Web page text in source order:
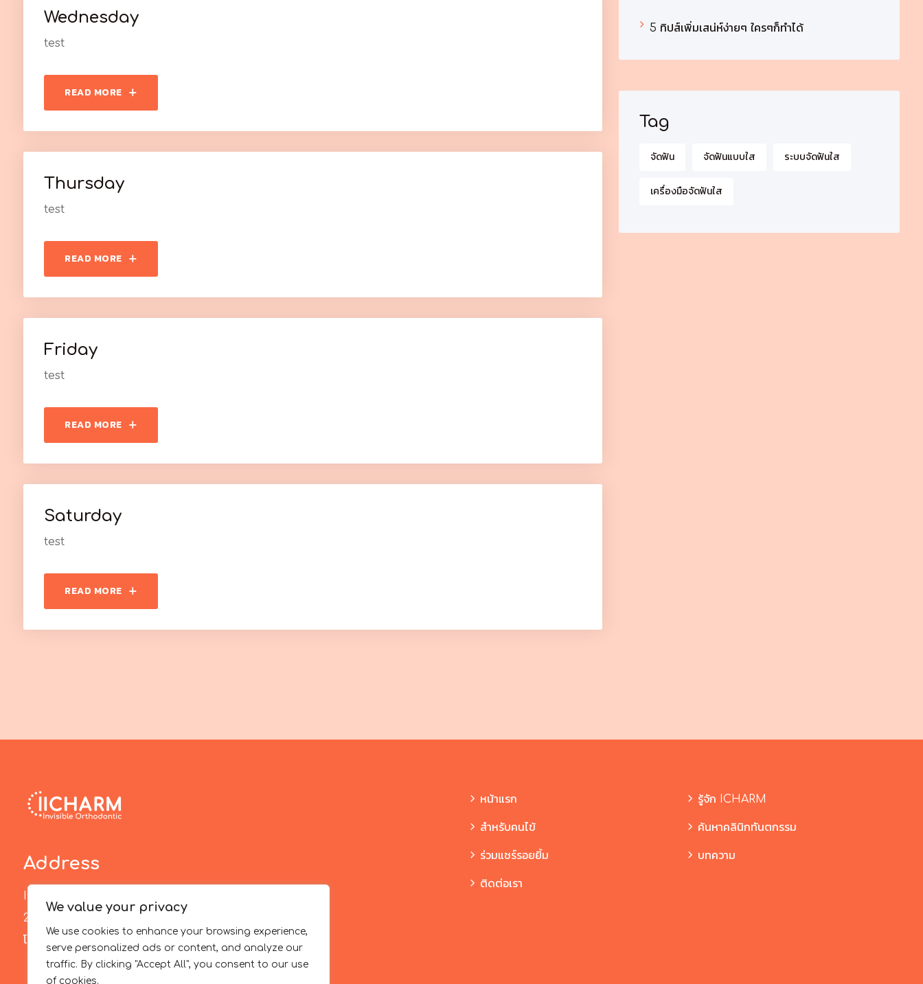
We value your privacy
We use cookies to enhance your browsing experience,
serve personalized ads or content, and analyze our
traffic. By clicking "Accept All", you consent to our use
of cookies.
Wednesday
test
READ MORE
Thursday
test
READ MORE
Friday
test
READ MORE
Saturday
test
READ MORE
5 ทิปส์เพิ่มเสน่ห์ง่ายๆ ใครๆก็ทำได้
Tag
จัดฟัน จัดฟันแบบใส ระบบจัดฟันใส
เครื่องมือจัดฟันใส
Address
ICHARM Invisible Orthodontic
213 หมู่ 5 ตำบลสันพระเนตร อำเภอสันทราย เชียงใหม่ 50210
โทร :
หน้าแรก รู้จัก ICHARM
สำหรับคนไข้​ ค้นหาคลินิกทันตกรรม
ร่วมแชร์รอยยิ้ม บทความ
ติดต่อเรา